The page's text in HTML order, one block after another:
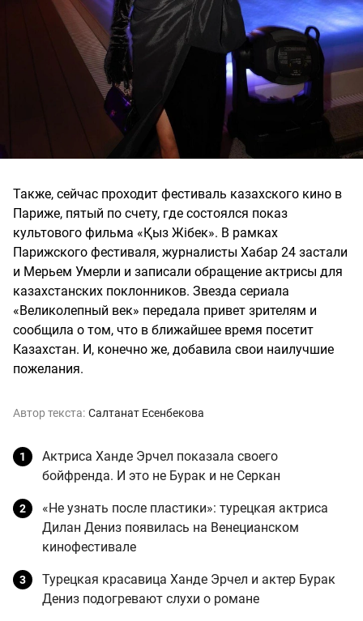
Также, сейчас проходит фестиваль казахского кино в
Париже, пятый по счету, где состоялся показ
культового фильма «Қыз Жібек». В рамках
Парижского фестиваля, журналисты Хабар 24 застали
и Мерьем Умерли и записали обращение актрисы для
казахстанских поклонников. Звезда сериала
«Великолепный век» передала привет зрителям и
сообщила о том, что в ближайшее время посетит
Казахстан. И, конечно же, добавила свои наилучшие
пожелания.
Автор текста: Салтанат Есенбекова
Актриса Ханде Эрчел показала своего
бойфренда. И это не Бурак и не Cеркан
«Не узнать после пластики»: турецкая актриса
Дилан Дениз появилась на Венецианском
кинофестивале
Турецкая красавица Ханде Эрчел и актер Бурак
Дениз подогревают слухи о романе